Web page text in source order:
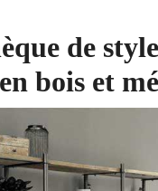
de style
bois et